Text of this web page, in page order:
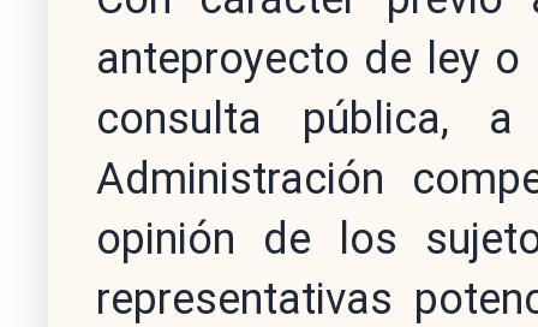
anteproyecto de ley
consulta pública,
Administración
opinión de los
representativas